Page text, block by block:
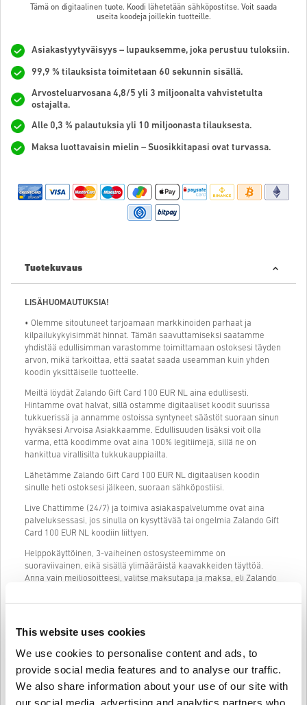
This website uses cookies
We use cookies to personalise content and ads, to
provide social media features and to analyse our traffic.
We also share information about your use of our site with
our social media, advertising and analytics partners who
Tämä on digitaalinen tuote. Koodi lähetetään sähköpostitse. Voit saada
useita koodeja joillekin tuotteille.
Asiakastyytyväisyys – lupauksemme, joka perustuu tuloksiin.
99,9 % tilauksista toimitetaan 60 sekunnin sisällä.
Arvosteluarvosana 4,8/5 yli 3 miljoonalta vahvistetulta
ostajalta.
Alle 0,3 % palautuksia yli 10 miljoonasta tilauksesta.
Maksa luottavaisin mielin – Suosikkitapasi ovat turvassa.
Tuotekuvaus
LISÄHUOMAUTUKSIA!
• Olemme sitoutuneet tarjoamaan markkinoiden parhaat ja
kilpailukykyisimmät hinnat. Tämän saavuttamiseksi saatamme
yhdistää edullisimman varastomme toimittamaan ostoksesi täyden
arvon, mikä tarkoittaa, että saatat saada useamman kuin yhden
koodin yksittäiselle tuotteelle.
Meiltä löydät Zalando Gift Card 100 EUR NL aina edullisesti.
Hintamme ovat halvat, sillä ostamme digitaaliset koodit suurissa
tukkuerissä ja annamme ostoissa syntyneet säästöt suoraan sinun
hyväksesi Arvoisa Asiakkaamme. Edullisuuden lisäksi voit olla
varma, että koodimme ovat aina 100% legitiimejä, sillä ne on
hankittua virallisilta tukkukauppiailta.
Lähetämme Zalando Gift Card 100 EUR NL digitaalisen koodin
sinulle heti ostoksesi jälkeen, suoraan sähköpostiisi.
Live Chattimme (24/7) ja toimiva asiakaspalvelumme ovat aina
palveluksessasi, jos sinulla on kysyttävää tai ongelmia Zalando Gift
Card 100 EUR NL koodiin liittyen.
Helppokäyttöinen, 3-vaiheinen ostosysteemimme on
suoraviivainen, eikä sisällä ylimääräistä kaavakkeiden täyttöä.
Anna vain meiliosoitteesi, valitse maksutapa ja maksa, eli Zalando
ja helppoa.
Näin se toimii Livecards.netissä
Uusi Livecards.netissä? Digitaalisten koodien ostaminen on nopeaa